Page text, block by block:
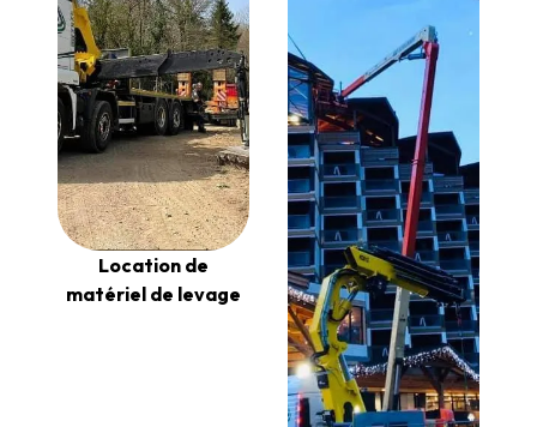
Location de
matériel de levage